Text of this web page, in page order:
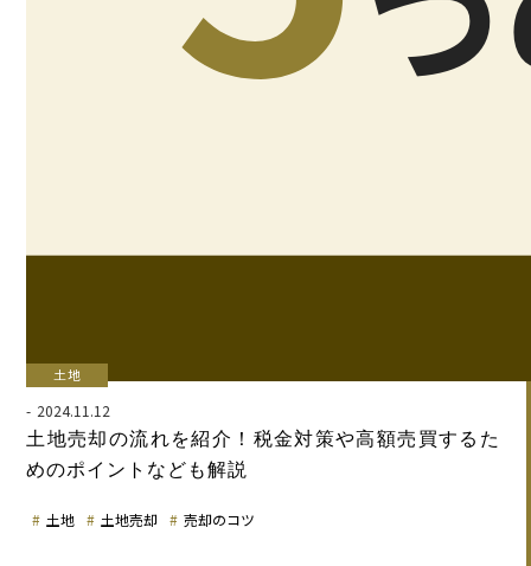
土地
2024.11.12
土地売却の流れを紹介！税金対策や高額売買するた
めのポイントなども解説
土地 土地売却 売却のコツ